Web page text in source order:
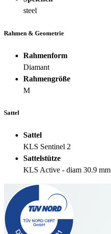
steel
Rahmen & Geometrie
Rahmenform
Diamant
Rahmengröße
M
Sattel
Sattel
KLS Sentinel 2
Sattelstütze
KLS Active - diam 30.9 mm